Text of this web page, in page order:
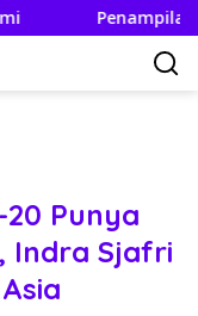
Penampilan dan
Punya
Indra Sjafri